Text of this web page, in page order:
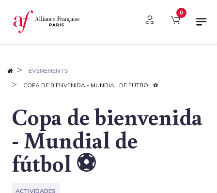
Panel de gestión de cookies 0
ÉVÉNEMENTS
COPA DE BIENVENIDA - MUNDIAL DE FÚTBOL ⚽
Copa de bienvenida
- Mundial de
fútbol ⚽
ACTIVIDADES